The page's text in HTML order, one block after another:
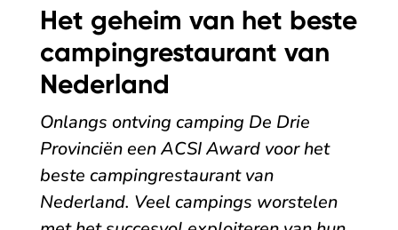
Het geheim van het beste
campingrestaurant van
Nederland
Onlangs ontving camping De Drie
Provinciën een ACSI Award voor het
beste campingrestaurant van
Nederland. Veel campings worstelen